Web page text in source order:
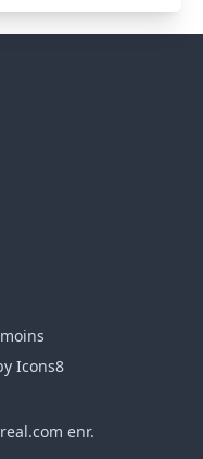
Icons8
enr.